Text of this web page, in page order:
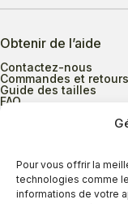
Pour vous offrir la
technologies comme
informations de votre
Obtenir de l’aide
Contactez-nous
Commandes et retours
Guide des tailles
FAQ
Heures d’ouverture
Lundi au mercredi